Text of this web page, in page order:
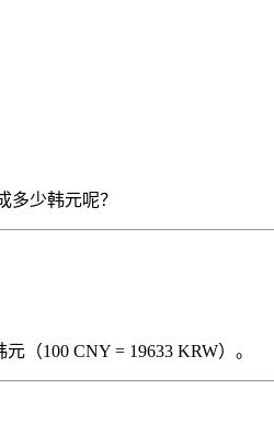
多少韩元呢？
（100 CNY = 19633 KRW）。